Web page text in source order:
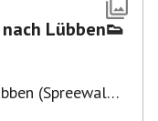
Lübben👟
(Spreewald),